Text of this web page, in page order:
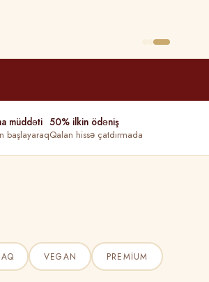
müddəti
başlayaraq
50% ilkin ödəniş
Qalan hissə çatdırmada
VEGAN PREMIUM